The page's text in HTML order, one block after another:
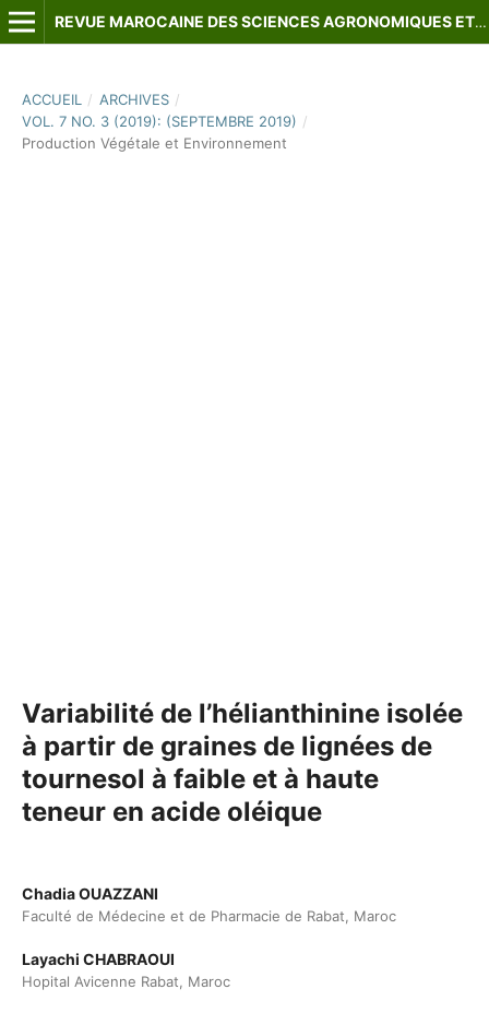
REVUE MAROCAINE DES SCIENCES AGRONOMIQUES ET VÉTÉRINAIRES
ACCUEIL / ARCHIVES /
VOL. 7 NO. 3 (2019): (SEPTEMBRE 2019) /
Production Végétale et Environnement
Variabilité de l’hélianthinine isolée
à partir de graines de lignées de
tournesol à faible et à haute
teneur en acide oléique
Chadia OUAZZANI
Faculté de Médecine et de Pharmacie de Rabat, Maroc
Layachi CHABRAOUI
Hopital Avicenne Rabat, Maroc